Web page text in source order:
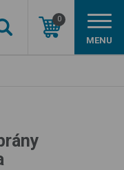
0
MENU